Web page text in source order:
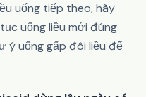
uống tiếp theo, hãy
uống liều mới đúng
ý uống gấp đôi liều để